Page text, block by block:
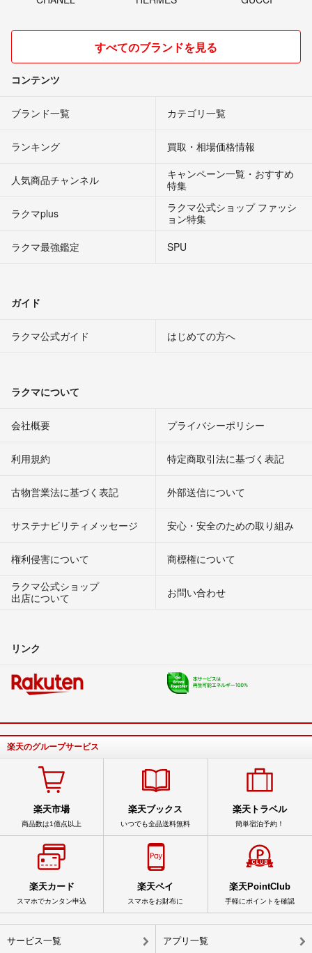
すべてのブランドを見る
コンテンツ
ブランド一覧 カテゴリ一覧
ランキング 買取・相場価格情報
人気商品チャンネル
キャンペーン一覧・おすすめ
特集
ラクマplus
ラクマ公式ショップ ファッシ
ョン特集
ラクマ最強鑑定
SPU
ガイド
ラクマ公式ガイド はじめての方へ
ラクマについて
会社概要 プライバシーポリシー
利用規約 特定商取引法に基づく表記
古物営業法に基づく表記 外部送信について
サステナビリティメッセージ 安心・安全のための取り組み
権利侵害について
商標権について
ラクマ公式ショップ
出店について
お問い合わせ
リンク
楽天のグループサービス
楽天市場
商品数は1億点以上
楽天ブックス
いつでも全品送料無料
楽天トラベル
簡単宿泊予約！
楽天カード
スマホでカンタン申込
楽天ペイ
スマホをお財布に
楽天PointClub
手軽にポイントを確認
サービス一覧 アプリ一覧